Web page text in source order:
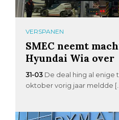
VERSPANEN
SMEC neemt
Hyundai Wia over
31-03 De deal hing al enige
oktober vorig jaar meldde